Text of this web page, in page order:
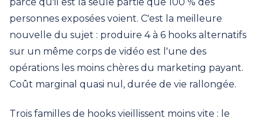
personnes exposées voient. C'est la meilleure
nouvelle du sujet : produire 4 à 6 hooks alternatifs
sur un même corps de vidéo est l'une des
opérations les moins chères du marketing payant.
Coût marginal quasi nul, durée de vie rallongée.
Trois familles de hooks vieillissent moins vite : le